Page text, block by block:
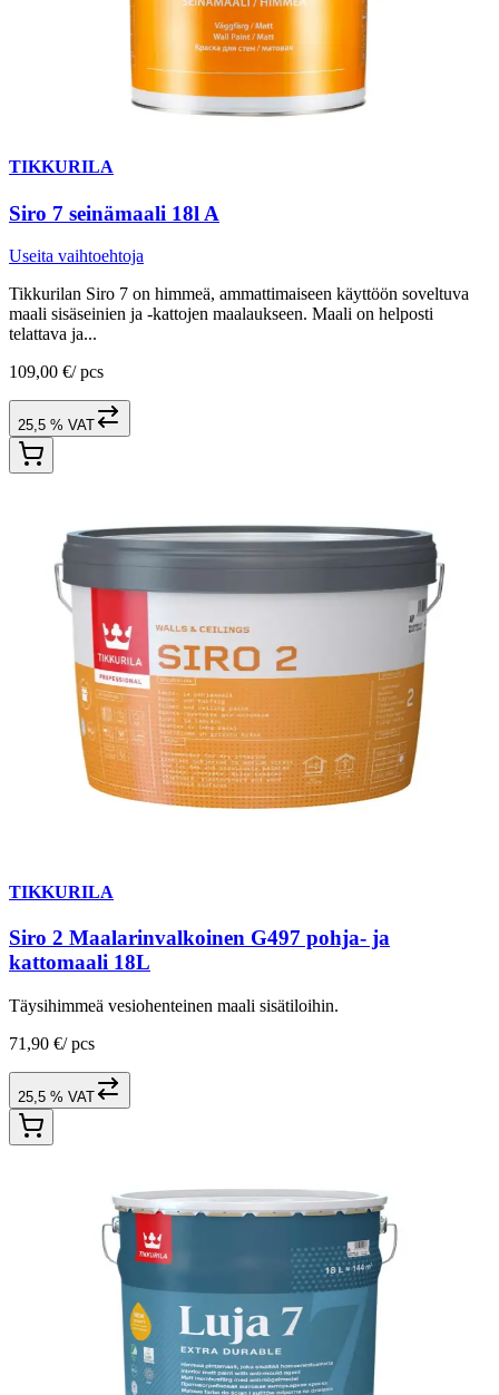
TIKKURILA
Siro 7 seinämaali 18l A
Useita vaihtoehtoja
Tikkurilan Siro 7 on himmeä, ammattimaiseen käyttöön soveltuva
maali sisäseinien ja -kattojen maalaukseen. Maali on helposti
telattava ja...
109,00 €/ pcs
25,5 % VAT
TIKKURILA
Siro 2 Maalarinvalkoinen G497 pohja- ja
kattomaali 18L
Täysihimmeä vesiohenteinen maali sisätiloihin.
71,90 €/ pcs
25,5 % VAT